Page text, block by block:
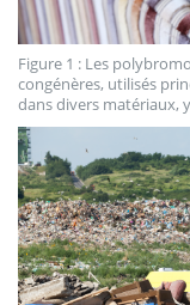
Figure 1 : Les
congénères, utilisés
dans divers matériaux,